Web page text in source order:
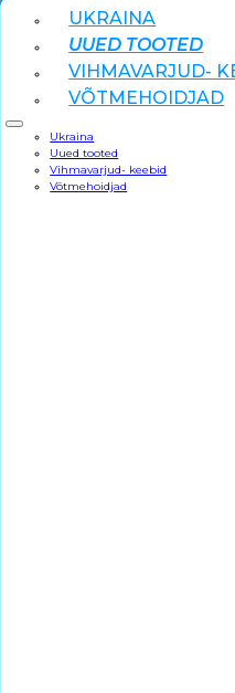
UKRAINA
UUED TOOTED
VIHMAVARJUD-
VÕTMEHOIDJAD
Ukraina
Uued tooted
Vihmavarjud- keebid
Võtmehoidjad